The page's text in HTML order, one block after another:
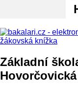
Základní
Hovorčovická